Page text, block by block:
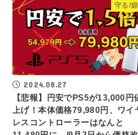
守る/
2024.08.27
【悲報】円安でPS5が13,000円
上げ！本体価格79,980円、ワイ
レスコントローラーはなんと